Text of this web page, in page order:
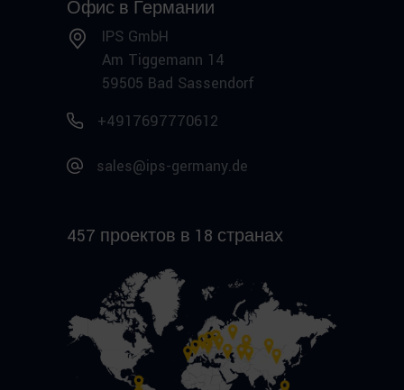
Офис в Германии
IPS GmbH
Am Tiggemann 14
59505 Bad Sassendorf
+4917697770612
sales@ips-germany.de
457 проектов в 18 странах